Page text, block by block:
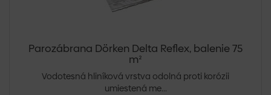
Parozábrana Dörken Delta Reflex, balenie 75
m²
Vodotesná hliníková vrstva odolná proti korózii
umiestená me...